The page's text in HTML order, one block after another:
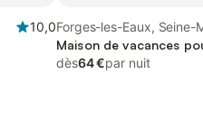
10,0Forges-les-Eaux, Seine-
Maison de vacances
dès64 €par nuit